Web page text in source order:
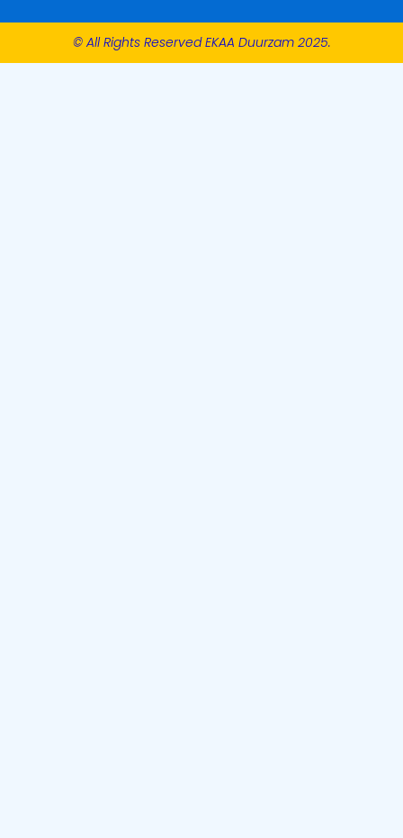
© All Rights Reserved EKAA Duurzam 2025.